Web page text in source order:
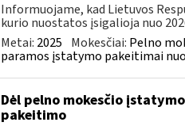
Informuojame, kad Lietuvos
kurio nuostatos įsigalioja nuo
Metai: 2025 Mokesčiai: Pelno
paramos įstatymo pakeitimai
Dėl pelno mokesčio įstatymo
pakeitimo